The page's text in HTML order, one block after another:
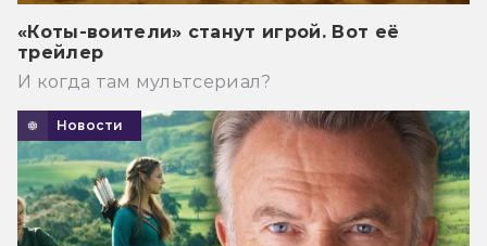
«Коты-воители» станут игрой. Вот её
трейлер
И когда там мультсериал?
Новости